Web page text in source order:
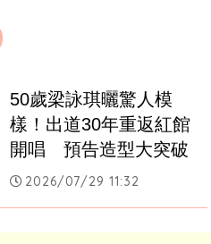
50歲梁詠琪曬驚人模
樣！出道30年重返紅館
開唱　預告造型大突破
2026/07/29 11:32